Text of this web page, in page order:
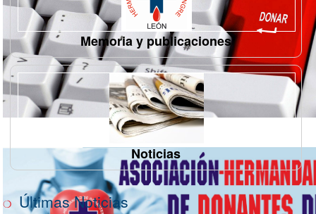
Memoria y publicaciones
Noticias
Últimas Noticias